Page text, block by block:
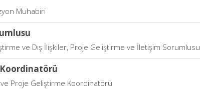
Muhabiri
ve Dış İlişkiler, Proje Geliştirme ve İletişim Sorumlusu
Proje Geliştirme Koordinatörü